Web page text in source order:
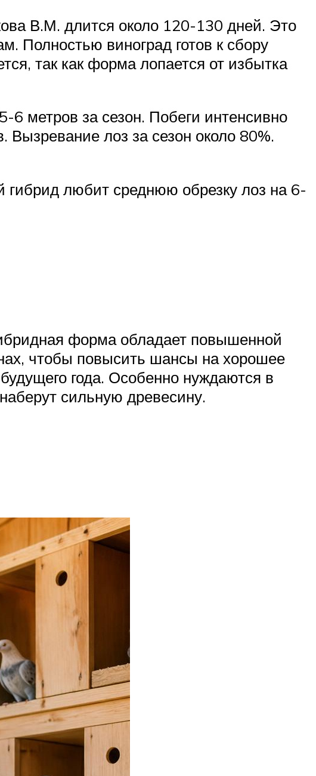
В.М. длится около 120-130 дней. Это
Полностью виноград готов к сбору
так как форма лопается от избытка
6 метров за сезон. Побеги интенсивно
лоз за сезон около 80%.
гибрид любит среднюю обрезку лоз на 6-
форма обладает повышенной
чтобы повысить шансы на хорошее
года. Особенно нуждаются в
сильную древесину.